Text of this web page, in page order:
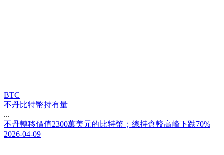
BTC
不丹比特幣持有量
...
不丹轉移價值2300萬美元的比特幣 ； 總持倉較高峰下跌70%
2026-04-09